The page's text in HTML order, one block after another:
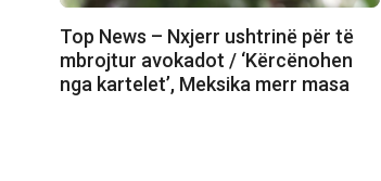
Top News – Nxjerr ushtrinë për të
mbrojtur avokadot / ‘Kërcënohen
nga kartelet’, Meksika merr masa